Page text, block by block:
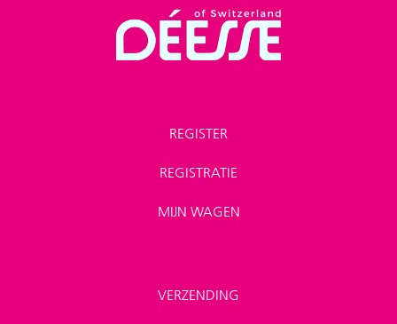
REGISTER
REGISTRATIE
MIJN WAGEN
VERZENDING